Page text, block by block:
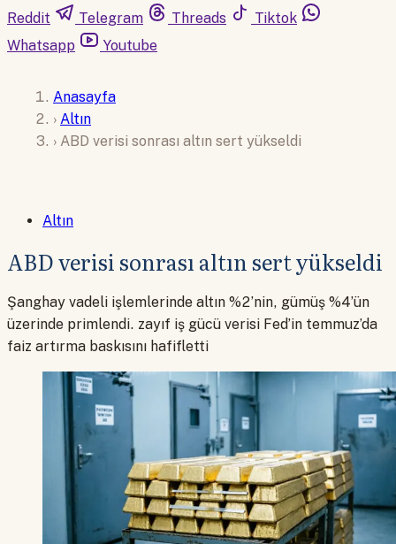
Reddit
Telegram Threads
Tiktok
Whatsapp
Youtube
Anasayfa
› Altın
› ABD verisi sonrası altın sert yükseldi
Altın
ABD verisi sonrası altın sert yükseldi
Şanghay vadeli işlemlerinde altın %2’nin, gümüş %4’ün
üzerinde primlendi. zayıf iş gücü verisi Fed’in temmuz’da
faiz artırma baskısını hafifletti